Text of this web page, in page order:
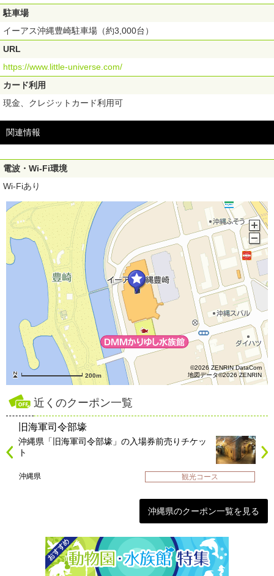
駐車場
イーアス沖縄豊崎駐車場（約3,000台）
URL
https://www.little-universe.com/
カード利用
現金、クレジットカード利用可
関連情報
電波・Wi-Fi環境
Wi-Fiあり
200m
©2026 ZENRIN DataCom
地図データ©2026 ZENRIN
近くのクーポン一覧
旧海軍司令部壕
沖縄県「旧海軍司令部壕」の入場券前売りチケッ
ト
沖縄県 観光コース
沖縄県のクーポン一覧を見る